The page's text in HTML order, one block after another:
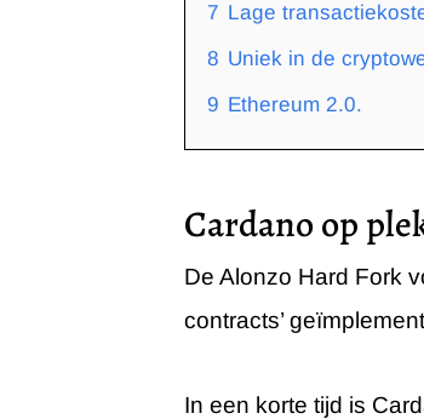
7 Lage
8 Uniek in de
9 Ethereum 2.0.
Cardano op
De Alonzo Hard Fork
contracts’
In een korte tijd is